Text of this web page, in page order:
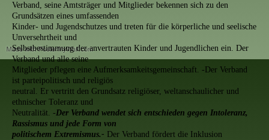
Verband, seine Amtsträger und Mitglieder bekennen sich zu den
Grundsätzen eines umfassenden
Kinder- und Jugendschutzes und treten für die körperliche und seelische
Unversehrtheit und
Selbstbestimmung der anvertrauten Kinder und Jugendlichen ein. Der
Verband und alle seine
Mitglieder pflegen eine Aufmerksamkeitsgemeinschaft. -Der Verband
ist parteipolitisch und religiös
neutral. Er vertritt den Grundsatz religiöser, weltanschaulicher und
ethnischer Toleranz und
Neutralität. -Der Verband wendet sich entschieden gegen Intoleranz,
Rassismus und jede Form von
politischem Extremismus.- Der Verband fördert die Inklusion